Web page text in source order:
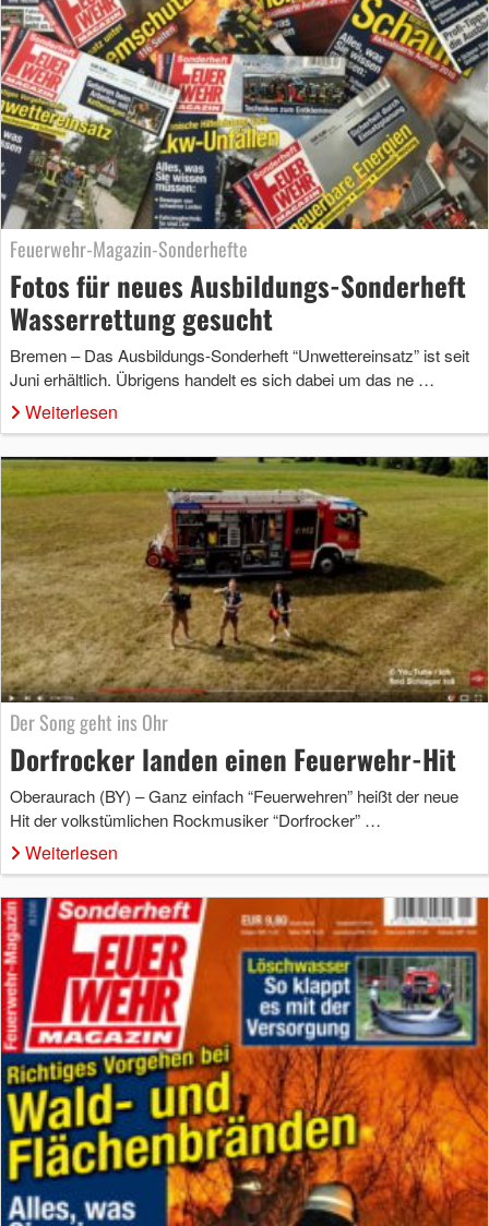
Feuerwehr-Magazin-Sonderhefte
Fotos für neues Ausbildungs-Sonderheft
Wasserrettung gesucht
Bremen – Das Ausbildungs-Sonderheft “Unwettereinsatz” ist seit
Juni erhältlich. Übrigens handelt es sich dabei um das ne …
Weiterlesen
Der Song geht ins Ohr
Dorfrocker landen einen Feuerwehr-Hit
Oberaurach (BY) – Ganz einfach “Feuerwehren” heißt der neue
Hit der volkstümlichen Rockmusiker “Dorfrocker” …
Weiterlesen